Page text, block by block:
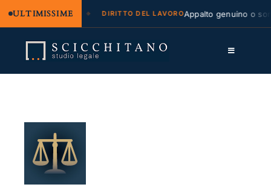
ULTIMISSIME
e regresso DIRITTO DEL LAVOROAppalto genuino o
contenuto
Toggle
Approfondimenti